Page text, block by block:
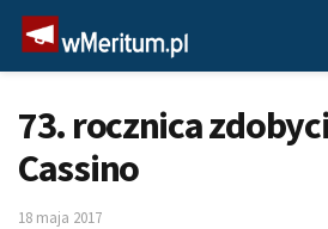
73. rocznica
Cassino
18 maja 2017